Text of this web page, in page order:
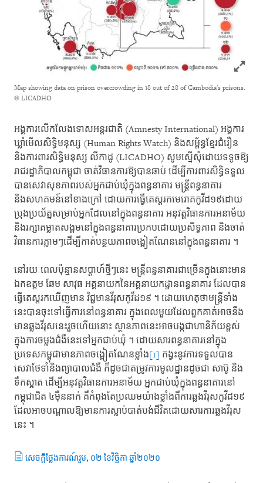
Click to
Map showing data on prison overcrowding in 18 out of 28 of Cambodia's prisons.
© LICADHO
អង្គការ​លើកលែង​ទោស​អន្តរជាតិ​ (Amnesty​ International)​ អង្គការ
ឃ្លាំមើល​សិទ្ធិមនុស្ស ​(Human Rights Watch)​ និងសម្ព័ន្ធខ្មែរ​ជំរឿន​
និង​ការពារ​សិទ្ធិមនុស្ស ​លីកាដូ ​(LICADHO)​ សូមស្នើសុំដោយ​ទទូច​ឱ្យ
រាជរដ្ឋាភិបាល​កម្ពុជា​ ចាត់វិធានការ​ឱ្យបានឆាប់​ ដើម្បី​ការពារសិទ្ធិ​ទទួល
បានសេវា​សុខភាព​របស់អ្នកជាប់ឃុំ​ក្នុងពន្ធនាគារ​ មន្រ្តីពន្ធនាគារ​
និងសហគមន៍​នៅខាងក្រៅ ​ដោយការ​ធ្វើតេស្ត​រកមេរោគ​កូវីដ១៩​ដោយ
ប្រុងប្រយ័ត្ន​សម្រាប់​អ្នកដែល​នៅក្នុងពន្ធនាគារ​ អនុវត្ត​វិធានការ​អនាម័យ​
និងរក្សាគម្លាត​សង្គម​នៅក្នុងពន្ធនាគារ​ប្រកបដោយប្រសិទ្ធភាព​ និងចាត់
វិធានការ​ភ្លាមៗ​ដើម្បីកាត់បន្ថយភាព​ចង្អៀតណែន​នៅក្នុងពន្ធនាគារ ។ ​
នៅរយៈពេល​ប៉ុន្មានសប្ដាហ៍​ថ្មីៗនេះ ​មន្ត្រីពន្ធនាគារ​ជាច្រើន​ក្នុងនោះ​មាន
ឯកឧត្ដម ​ឆែម សាវុធ​ អគ្គនាយក​នៃអគ្គនាយកដ្ឋាន​ពន្ធនាគារ​ ដែលបាន​
ធ្វើតេស្ដ​រកឃើញ​មាន ​វិជ្ជមាន​វីរុសកូវីដ១៩ ។ ​ដោយហេតុថា​មន្រ្តីទាំង
នេះ​បានចុះទៅធ្វើការនៅ​ពន្ធនាគារ​ ក្នុងពេល​មួយដែល​ពួកគាត់​អាចនឹង
មាន​ឆ្លងវីរុសនេះ​រួចហើយនោះ​ ស្ថានភាពនេះ​អាចបង្ក​ជាហានិភ័យខ្ពស់​
ក្នុងការចម្លងជំងឺនេះ​ទៅអ្នកជាប់ឃុំ ។​ ដោយសារ​ពន្ធនាគារ​នៅក្នុង​
ប្រទេសកម្ពុជា​មានភាពចង្អៀតណែនខ្លាំង[1] ​ កង្វះនូវការទទួលបាន​
សេវាថែទាំ​និងព្យាបាលជំងឺ​ ក៏ដូចជា​តម្រូវការ​មូលដ្ឋាន​ដូចជា សាប៊ូ​ និង
ទឹកស្អាត​ ដើម្បី​អនុវត្តវិធានការ​អនាម័យ​ អ្នកជាប់ឃុំ​ក្នុងពន្ធនាគារ​នៅ
កម្ពុជា​ជិត ៤ម៉ឺននាក់​ គឺកំពុងតែប្រឈម​យ៉ាងខ្លាំង​ពីការឆ្លងវីរុសកូវីដ១៩​
ដែលអាច​បណ្ដាល​ឱ្យមានការ​ស្លាប់បាត់បង់​ជីវិត​ដោយសារ​ការឆ្លងវីរុស
នេះ ។​
សេចក្តីថ្លែងការណ៍រួម, ០២ ខែវិច្ឆិកា ឆ្នាំ២០២០